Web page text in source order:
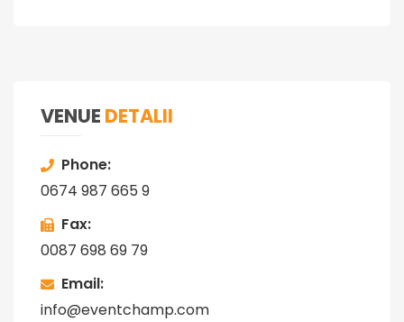
VENUE DETALII
Phone
0674 987 665 9
Fax
0087 698 69 79
Email
info@eventchamp.com